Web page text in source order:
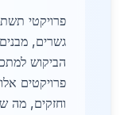
פרויקטי
גשרים,
הביקוש
פרויקטים
וחזקים, מה